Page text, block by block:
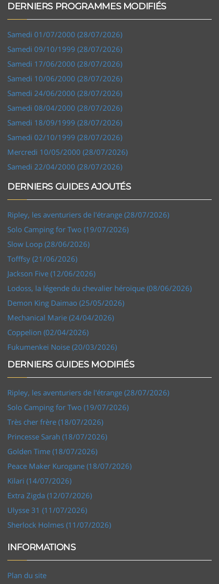
DERNIERS PROGRAMMES MODIFIÉS
Samedi 01/07/2000 (28/07/2026)
Samedi 09/10/1999 (28/07/2026)
Samedi 17/06/2000 (28/07/2026)
Samedi 10/06/2000 (28/07/2026)
Samedi 24/06/2000 (28/07/2026)
Samedi 08/04/2000 (28/07/2026)
Samedi 18/09/1999 (28/07/2026)
Samedi 02/10/1999 (28/07/2026)
Mercredi 10/05/2000 (28/07/2026)
Samedi 22/04/2000 (28/07/2026)
DERNIERS GUIDES AJOUTÉS
Ripley, les aventuriers de l'étrange (28/07/2026)
Solo Camping for Two (19/07/2026)
Slow Loop (28/06/2026)
Tofffsy (21/06/2026)
Jackson Five (12/06/2026)
Lodoss, la légende du chevalier héroïque (08/06/2026)
Demon King Daimao (25/05/2026)
Mechanical Marie (24/04/2026)
Coppelion (02/04/2026)
Fukumenkei Noise (20/03/2026)
DERNIERS GUIDES MODIFIÉS
Ripley, les aventuriers de l'étrange (28/07/2026)
Solo Camping for Two (19/07/2026)
Très cher frère (18/07/2026)
Princesse Sarah (18/07/2026)
Golden Time (18/07/2026)
Peace Maker Kurogane (18/07/2026)
Kilari (14/07/2026)
Extra Zigda (12/07/2026)
Ulysse 31 (11/07/2026)
Sherlock Holmes (11/07/2026)
INFORMATIONS
Plan du site